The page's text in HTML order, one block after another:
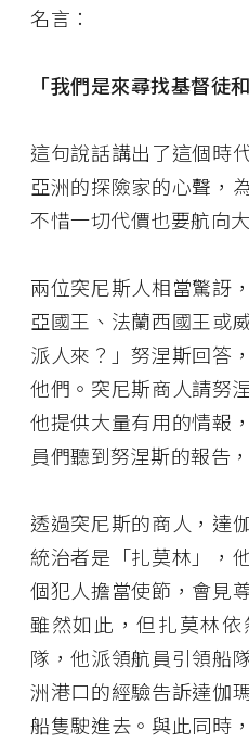
名言：
「我們是來尋找基督徒
這句說話講出了這個時
亞洲的探險家的心聲，
不惜一切代價也要航向
兩位突尼斯人相當驚訝
亞國王、法蘭西國王或
派人來？」努涅斯回答
他們。突尼斯商人請努
他提供大量有用的情報
員們聽到努涅斯的報告
透過突尼斯的商人，達
統治者是「扎莫林」，
個犯人擔當使節，會見
雖然如此，但扎莫林
隊，他派領航員引領船
洲港口的經驗告訴達伽
船隻駛進去。與此同時